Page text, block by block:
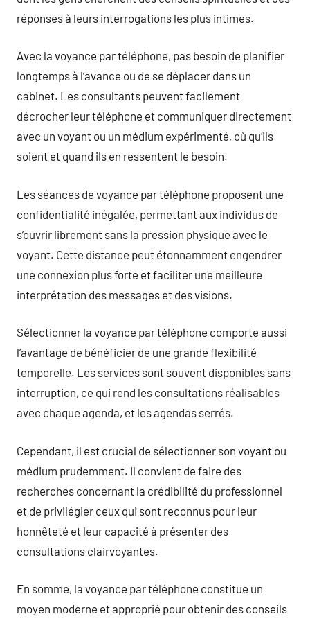
réponses à leurs interrogations les plus intimes.
Avec la voyance par téléphone, pas besoin de planifier
longtemps à l’avance ou de se déplacer dans un
cabinet. Les consultants peuvent facilement
décrocher leur téléphone et communiquer directement
avec un voyant ou un médium expérimenté, où qu’ils
soient et quand ils en ressentent le besoin.
Les séances de voyance par téléphone proposent une
confidentialité inégalée, permettant aux individus de
s’ouvrir librement sans la pression physique avec le
voyant. Cette distance peut étonnamment engendrer
une connexion plus forte et faciliter une meilleure
interprétation des messages et des visions.
Sélectionner la voyance par téléphone comporte aussi
l’avantage de bénéficier de une grande flexibilité
temporelle. Les services sont souvent disponibles sans
interruption, ce qui rend les consultations réalisables
avec chaque agenda, et les agendas serrés.
Cependant, il est crucial de sélectionner son voyant ou
médium prudemment. Il convient de faire des
recherches concernant la crédibilité du professionnel
et de privilégier ceux qui sont reconnus pour leur
honnêteté et leur capacité à présenter des
consultations clairvoyantes.
En somme, la voyance par téléphone constitue un
moyen moderne et approprié pour obtenir des conseils